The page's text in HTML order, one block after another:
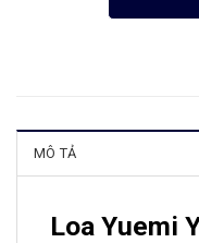
MÔ TẢ
Loa Yuemi